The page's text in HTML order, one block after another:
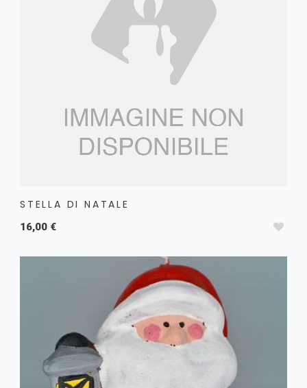
STELLA DI NATALE
16,00 €